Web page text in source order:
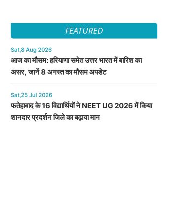
FEATURED
Sat,8 Aug 2026
आज का मौसम: हरियाणा समेत उत्तर भारत में बारिश का
असर, जानें 8 अगस्त का मौसम अपडेट
Sat,25 Jul 2026
फतेहाबाद के 16 विद्यार्थियों ने NEET UG 2026 में किया
शानदार प्रदर्शन जिले का बढ़ाया मान